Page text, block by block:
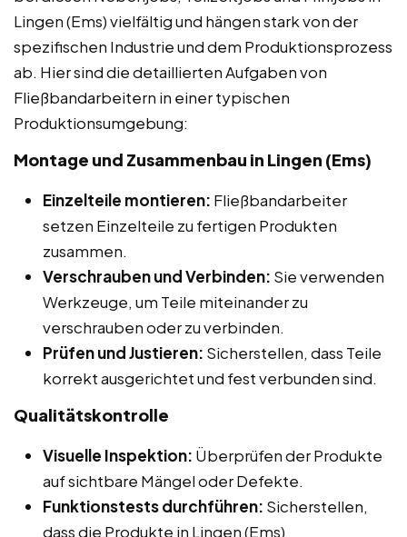
Lingen (Ems) vielfältig und hängen stark von der
spezifischen Industrie und dem Produktionsprozess
ab. Hier sind die detaillierten Aufgaben von
Fließbandarbeitern in einer typischen
Produktionsumgebung:
Montage und Zusammenbau in Lingen (Ems)
Einzelteile montieren: Fließbandarbeiter
setzen Einzelteile zu fertigen Produkten
zusammen.
Verschrauben und Verbinden: Sie verwenden
Werkzeuge, um Teile miteinander zu
verschrauben oder zu verbinden.
Prüfen und Justieren: Sicherstellen, dass Teile
korrekt ausgerichtet und fest verbunden sind.
Qualitätskontrolle
Visuelle Inspektion: Überprüfen der Produkte
auf sichtbare Mängel oder Defekte.
Funktionstests durchführen: Sicherstellen,
dass die Produkte in Lingen (Ems)